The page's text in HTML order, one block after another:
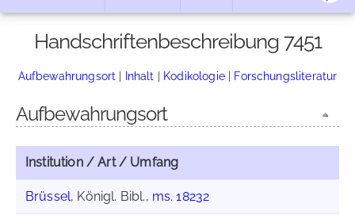
Handschriftenbeschreibung 7451
Aufbewahrungsort | Inhalt | Kodikologie| Forschungsliteratur
Aufbewahrungsort
Institution / Art / Umfang
Brüssel, Königl. Bibl., ms. 18232